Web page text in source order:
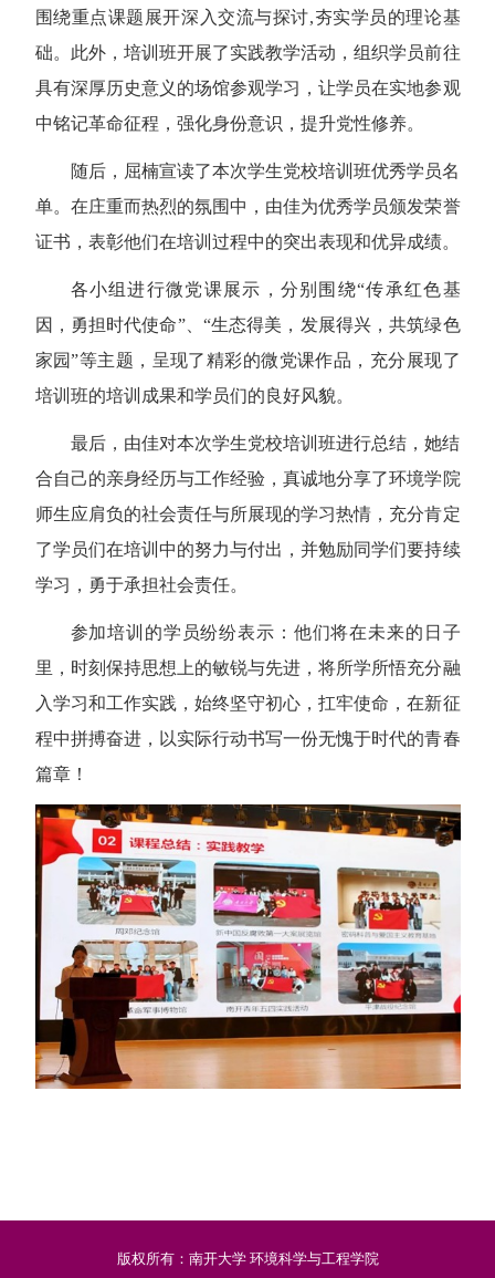
围绕重点课题展开深入交流与探讨,夯实学员的理论基
础。此外，培训班开展了实践教学活动，组织学员前往
具有深厚历史意义的场馆参观学习，让学员在实地参观
中铭记革命征程，强化身份意识，提升党性修养。
随后，屈楠宣读了本次学生党校培训班优秀学员名
单。在庄重而热烈的氛围中，由佳为优秀学员颁发荣誉
证书，表彰他们在培训过程中的突出表现和优异成绩。
各小组进行微党课展示，分别围绕“传承红色基
因，勇担时代使命”、“生态得美，发展得兴，共筑绿色
家园”等主题，呈现了精彩的微党课作品，充分展现了
培训班的培训成果和学员们的良好风貌。
最后，由佳对本次学生党校培训班进行总结，她结
合自己的亲身经历与工作经验，真诚地分享了环境学院
师生应肩负的社会责任与所展现的学习热情，充分肯定
了学员们在培训中的努力与付出，并勉励同学们要持续
学习，勇于承担社会责任。
参加培训的学员纷纷表示：他们将在未来的日子
里，时刻保持思想上的敏锐与先进，将所学所悟充分融
入学习和工作实践，始终坚守初心，扛牢使命，在新征
程中拼搏奋进，以实际行动书写一份无愧于时代的青春
篇章！
版权所有：南开大学 环境科学与工程学院